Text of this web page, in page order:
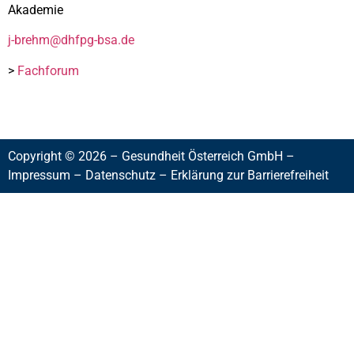
Akademie
j-brehm@dhfpg-bsa.de
> Fachforum
Copyright © 2026 – Gesundheit Österreich GmbH –
Impressum – Datenschutz – Erklärung zur Barrierefreiheit